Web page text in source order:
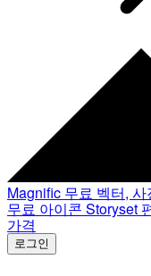
Magnific 무료 벡터,
무료 아이콘 Storyset
가격
로그인